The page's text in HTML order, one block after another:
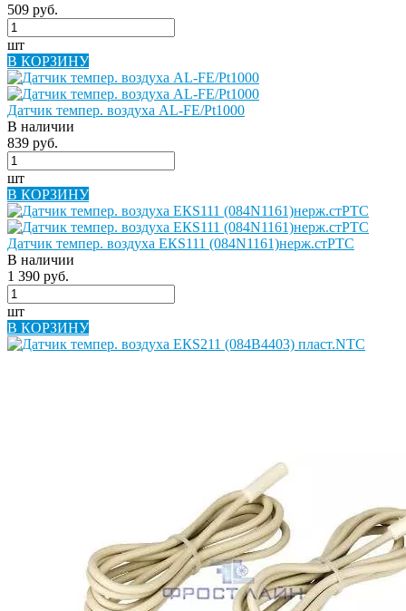
509 руб.
шт
В КОРЗИНУ
Датчик темпер. воздуха AL-FE/Pt1000
В наличии
839 руб.
шт
В КОРЗИНУ
Датчик темпер. воздуха ЕКS111 (084N1161)нерж.стPTC
В наличии
1 390 руб.
шт
В КОРЗИНУ